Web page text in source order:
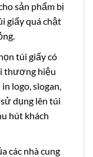
sản phẩm bị
giấy quá chật
túi giấy có
thương hiệu
logo, slogan,
dụng lên túi
hút khách
các nhà cung